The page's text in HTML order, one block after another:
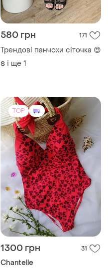
580 грн 171
Трендові панчохи сіточка 😍
S і ще 1
TOP
1300 грн 31
Chantelle